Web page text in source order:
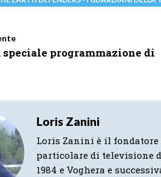
speciale programmazione di
Loris Zanini
Loris Zanini è il
particolare di televisione
1984 e Voghera e